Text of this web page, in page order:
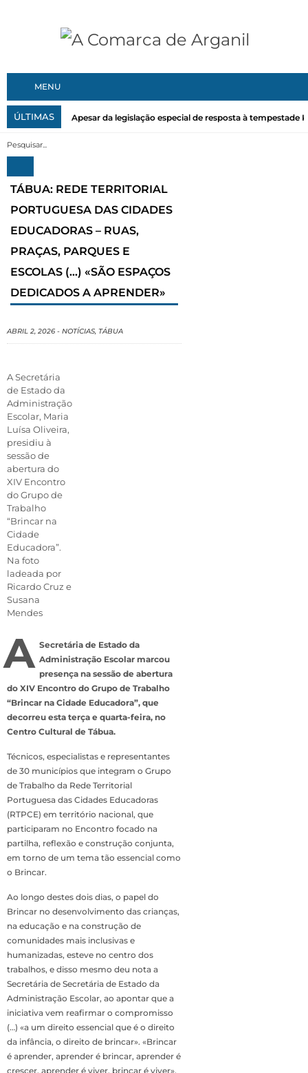
MENU
ÚLTIMAS Apesar da legislação especial de resposta à tempestade
TÁBUA: REDE TERRITORIAL
PORTUGUESA DAS CIDADES
EDUCADORAS – RUAS,
PRAÇAS, PARQUES E
ESCOLAS (…) «SÃO ESPAÇOS
DEDICADOS A APRENDER»
ABRIL 2, 2026 - NOTÍCIAS, TÁBUA
A Secretária
de Estado da
Administração
Escolar, Maria
Luísa Oliveira,
presidiu à
sessão de
abertura do
XIV Encontro
do Grupo de
Trabalho
“Brincar na
Cidade
Educadora”.
Na foto
ladeada por
Ricardo Cruz e
Susana
Mendes
A Secretária de Estado da
Administração Escolar marcou
presença na sessão de abertura
do XIV Encontro do Grupo de Trabalho
“Brincar na Cidade Educadora”, que
decorreu esta terça e quarta-feira, no
Centro Cultural de Tábua.
Técnicos, especialistas e representantes
de 30 municípios que integram o Grupo
de Trabalho da Rede Territorial
Portuguesa das Cidades Educadoras
(RTPCE) em território nacional, que
participaram no Encontro focado na
partilha, reflexão e construção conjunta,
em torno de um tema tão essencial como
o Brincar.
Ao longo destes dois dias, o papel do
Brincar no desenvolvimento das crianças,
na educação e na construção de
comunidades mais inclusivas e
humanizadas, esteve no centro dos
trabalhos, e disso mesmo deu nota a
Secretária de Secretária de Estado da
Administração Escolar, ao apontar que a
iniciativa vem reafirmar o compromisso
(…) «a um direito essencial que é o direito
da infância, o direito de brincar». «Brincar
é aprender, aprender é brincar, aprender é
crescer, aprender é viver, brincar é viver»,